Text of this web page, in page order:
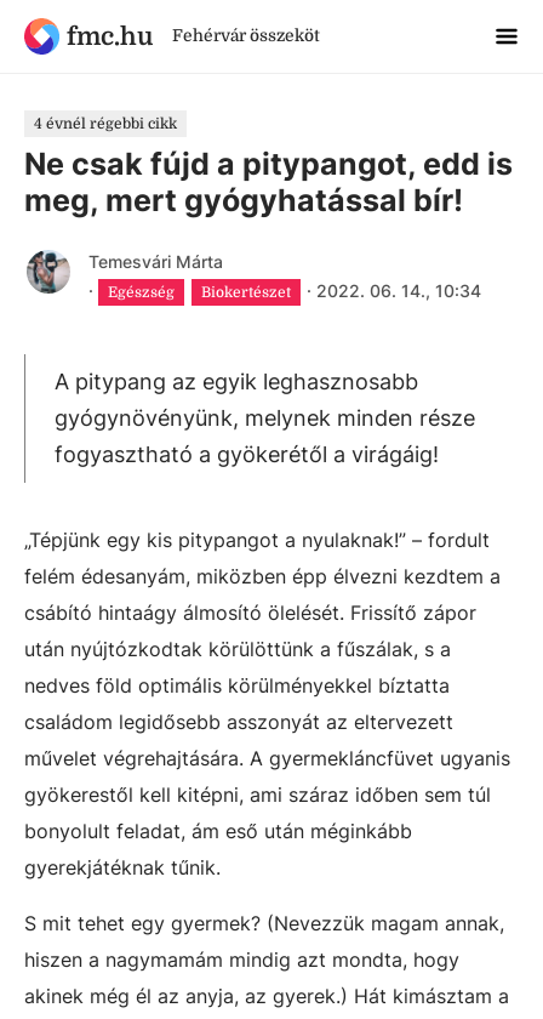
fmc.hu Fehérvár összeköt
4 évnél régebbi cikk
Ne csak fújd a pitypangot, edd is
meg, mert gyógyhatással bír!
Temesvári Márta
·
Egészség Biokertészet · 2022. 06. 14., 10:34
A pitypang az egyik leghasznosabb
gyógynövényünk, melynek minden része
fogyasztható a gyökerétől a virágáig!
„Tépjünk egy kis pitypangot a nyulaknak!” – fordult
felém édesanyám, miközben épp élvezni kezdtem a
csábító hintaágy álmosító ölelését. Frissítő zápor
után nyújtózkodtak körülöttünk a fűszálak, s a
nedves föld optimális körülményekkel bíztatta
családom legidősebb asszonyát az eltervezett
művelet végrehajtására. A gyermekláncfüvet ugyanis
gyökerestől kell kitépni, ami száraz időben sem túl
bonyolult feladat, ám eső után méginkább
gyerekjátéknak tűnik.
S mit tehet egy gyermek? (Nevezzük magam annak,
hiszen a nagymamám mindig azt mondta, hogy
akinek még él az anyja, az gyerek.) Hát kimásztam a